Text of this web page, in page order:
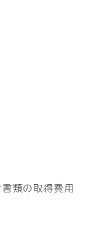
類の取得費用